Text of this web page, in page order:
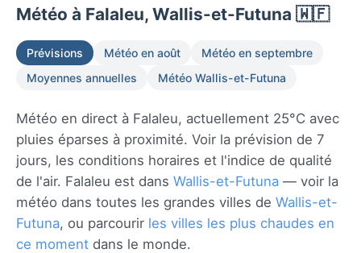
Météo à Falaleu, Wallis-et-Futuna 🇼🇫
Prévisions Météo en août
Météo en septembre
Moyennes annuelles
Météo Wallis-et-Futuna
Météo en direct à Falaleu, actuellement 25°C avec
pluies éparses à proximité. Voir la prévision de 7
jours, les conditions horaires et l'indice de qualité
de l'air. Falaleu est dans Wallis-et-Futuna — voir la
météo dans toutes les grandes villes de Wallis-et-
Futuna, ou parcourir les villes les plus chaudes en
ce moment dans le monde.